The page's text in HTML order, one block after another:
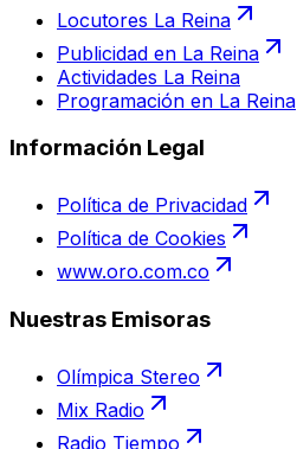
Locutores La Reina
Publicidad en La Reina
Actividades La Reina
Programación en La Reina
Información Legal
Política de Privacidad
Política de Cookies
www.oro.com.co
Nuestras Emisoras
Olímpica Stereo
Mix Radio
Radio Tiempo